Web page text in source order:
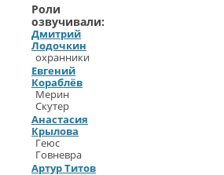
Роли
озвучивали:
Дмитрий
Лодочкин
охранники
Евгений
Кораблёв
Мерин
Скутер
Анастасия
Крылова
Геюс
Говневра
Артур Титов